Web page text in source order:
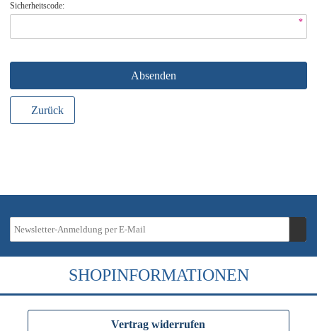
Sicherheitscode:
*
Absenden
Zurück
SHOPINFORMATIONEN
Vertrag widerrufen